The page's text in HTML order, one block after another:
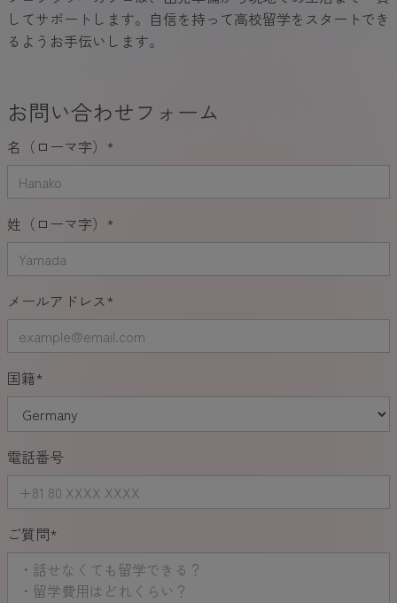
してサポートします。自信を持って高校留学をスタートでき
るようお手伝いします。
お問い合わせフォーム
名（ローマ字） *
姓（ローマ字） *
メールアドレス*
国籍*
電話番号
ご質問*